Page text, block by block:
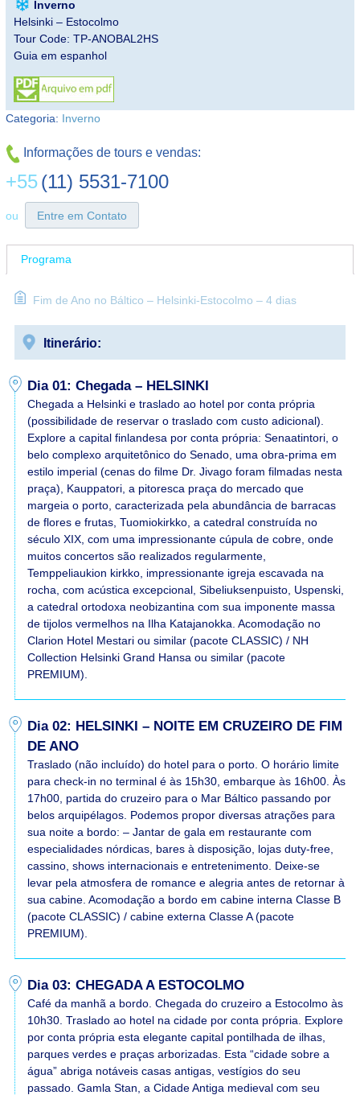
Inverno
Helsinki – Estocolmo
Tour Code: TP-ANOBAL2HS
Guia em espanhol
Categoria: Inverno
Informações de tours e vendas:
+55(11) 5531-7100
ou Entre em Contato
Programa
Fim de Ano no Báltico – Helsinki-Estocolmo – 4 dias
Itinerário:
Dia 01: Chegada – HELSINKI
Chegada a Helsinki e traslado ao hotel por conta própria
(possibilidade de reservar o traslado com custo adicional).
Explore a capital finlandesa por conta própria: Senaatintori, o
belo complexo arquitetônico do Senado, uma obra-prima em
estilo imperial (cenas do filme Dr. Jivago foram filmadas nesta
praça), Kauppatori, a pitoresca praça do mercado que
margeia o porto, caracterizada pela abundância de barracas
de flores e frutas, Tuomiokirkko, a catedral construída no
século XIX, com uma impressionante cúpula de cobre, onde
muitos concertos são realizados regularmente,
Temppeliaukion kirkko, impressionante igreja escavada na
rocha, com acústica excepcional, Sibeliuksenpuisto, Uspenski,
a catedral ortodoxa neobizantina com sua imponente massa
de tijolos vermelhos na Ilha Katajanokka. Acomodação no
Clarion Hotel Mestari ou similar (pacote CLASSIC) / NH
Collection Helsinki Grand Hansa ou similar (pacote
PREMIUM).
Dia 02: HELSINKI – NOITE EM CRUZEIRO DE FIM
DE ANO
Traslado (não incluído) do hotel para o porto. O horário limite
para check-in no terminal é às 15h30, embarque às 16h00. Às
17h00, partida do cruzeiro para o Mar Báltico passando por
belos arquipélagos. Podemos propor diversas atrações para
sua noite a bordo: – Jantar de gala em restaurante com
especialidades nórdicas, bares à disposição, lojas duty-free,
cassino, shows internacionais e entretenimento. Deixe-se
levar pela atmosfera de romance e alegria antes de retornar à
sua cabine. Acomodação a bordo em cabine interna Classe B
(pacote CLASSIC) / cabine externa Classe A (pacote
PREMIUM).
Dia 03: CHEGADA A ESTOCOLMO
Café da manhã a bordo. Chegada do cruzeiro a Estocolmo às
10h30. Traslado ao hotel na cidade por conta própria. Explore
por conta própria esta elegante capital pontilhada de ilhas,
parques verdes e praças arborizadas. Esta “cidade sobre a
água” abriga notáveis casas antigas, vestígios do seu
passado. Gamla Stan, a Cidade Antiga medieval com seu